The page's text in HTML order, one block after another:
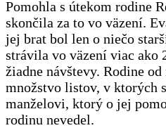
Pomohla s útekom rodine
skončila za to vo väzení.
jej brat bol len o niečo
strávila vo väzení viac ako
žiadne návštevy. Rodine
množstvo listov, v ktorých
manželovi, ktorý o jej
rodinu nevedel.